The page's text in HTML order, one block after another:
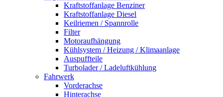
Kraftstoffanlage Benziner
Kraftstoffanlage Diesel
Keilriemen / Spannrolle
Filter
Motoraufhängung
Kühlsystem / Heizung / Klimaanlage
Auspuffteile
Turbolader / Ladeluftkühlung
Fahrwerk
Vorderachse
Hinterachse